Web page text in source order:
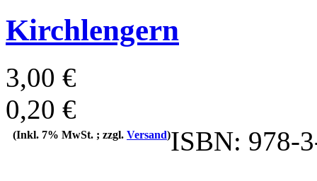
Kirchlengern
3,00 €
0,20 €
(Inkl. 7% MwSt. ; zzgl. Versand)ISBN: 978-